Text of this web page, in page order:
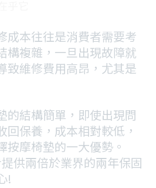
成本往往是消費者需要考
構複雜，一旦出現故障就
致維修費用高昂，尤其是
的結構簡單，即使出現問
回保養，成本相對較低，
按摩椅墊的一大優勢。
供兩倍於業界的兩年保固
!